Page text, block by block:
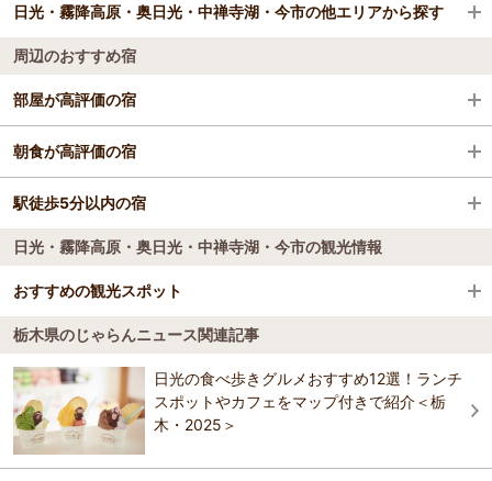
下野大沢駅
大谷向駅
那須どうぶつ王国
那須ハイランドパーク
那須ガーデンアウトレット
那須高原りんどう湖ファミリー牧場
華厳滝
中禅寺湖
那須高原南ヶ丘牧場
ビジネスホテル
旅館
日光・霧降高原・奥日光・中禅寺湖・今市の他エリアから探す
日光・霧降高原
周辺のおすすめ宿
部屋が高評価の宿
日光ステーションホテルクラシック
露天・半露天風呂付の宿 日光 ワンモアタイム
奥日光 森のホテル
中禅寺金谷ホテル
日光金谷ホテル
朝食が高評価の宿
日光ステーションホテルクラシック
露天・半露天風呂付の宿 日光 ワンモアタイム
休暇村 日光湯元
奥日光 森のホテル
中禅寺金谷ホテル
駅徒歩5分以内の宿
日光ステーションホテルクラシック
ホテルファミテック 日光駅前
日光パークロッジ東武駅前
日光ステーションホテル Ⅱ番館
日光・霧降高原・奥日光・中禅寺湖・今市の観光情報
おすすめの観光スポット
渡邊佐平商店
4.9
おすすめの観光スポットガイドを見る
栃木県のじゃらんニュース関連記事
日光の食べ歩きグルメおすすめ12選！ランチ
スポットやカフェをマップ付きで紹介＜栃
木・2025＞